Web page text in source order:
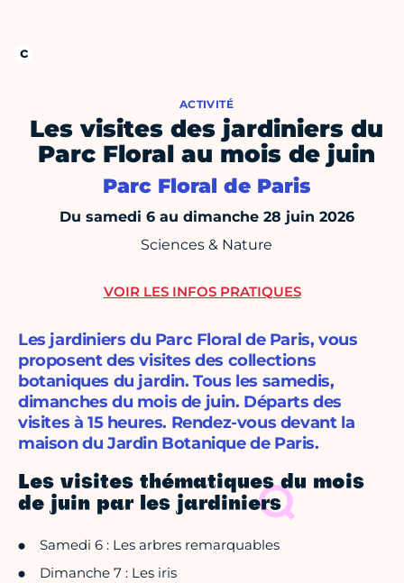
ACTIVITÉ
Les visites des jardiniers du
Parc Floral au mois de juin
Parc Floral de Paris
Du samedi 6 au dimanche 28 juin 2026
Sciences & Nature
Les jardiniers du Parc Floral de Paris, vous
proposent des visites des collections
botaniques du jardin. Tous les samedis,
dimanches du mois de juin. Départs des
visites à 15 heures. Rendez-vous devant la
maison du Jardin Botanique de Paris.
Les visites thématiques du mois
de juin par les jardiniers
Samedi 6 : Les arbres remarquables
Dimanche 7 : Les iris
VOIR LES INFOS PRATIQUES